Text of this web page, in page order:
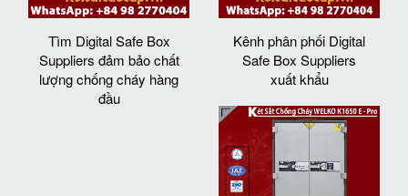
Tìm Digital Safe Box
Suppliers đảm bảo chất
lượng chống cháy hàng
đầu
Kênh phân phối Digital
Safe Box Suppliers
xuất khẩu